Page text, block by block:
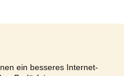
ein besseres Internet-